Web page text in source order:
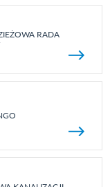
RADA